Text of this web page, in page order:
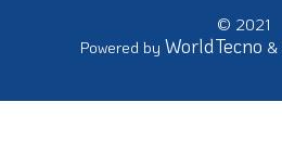
© 2021
Powered by WorldTecno &